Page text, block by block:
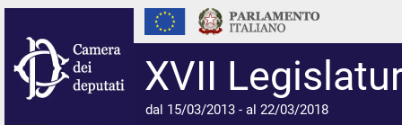
XVII
dal 15/03/2013 - al 22/03/2018